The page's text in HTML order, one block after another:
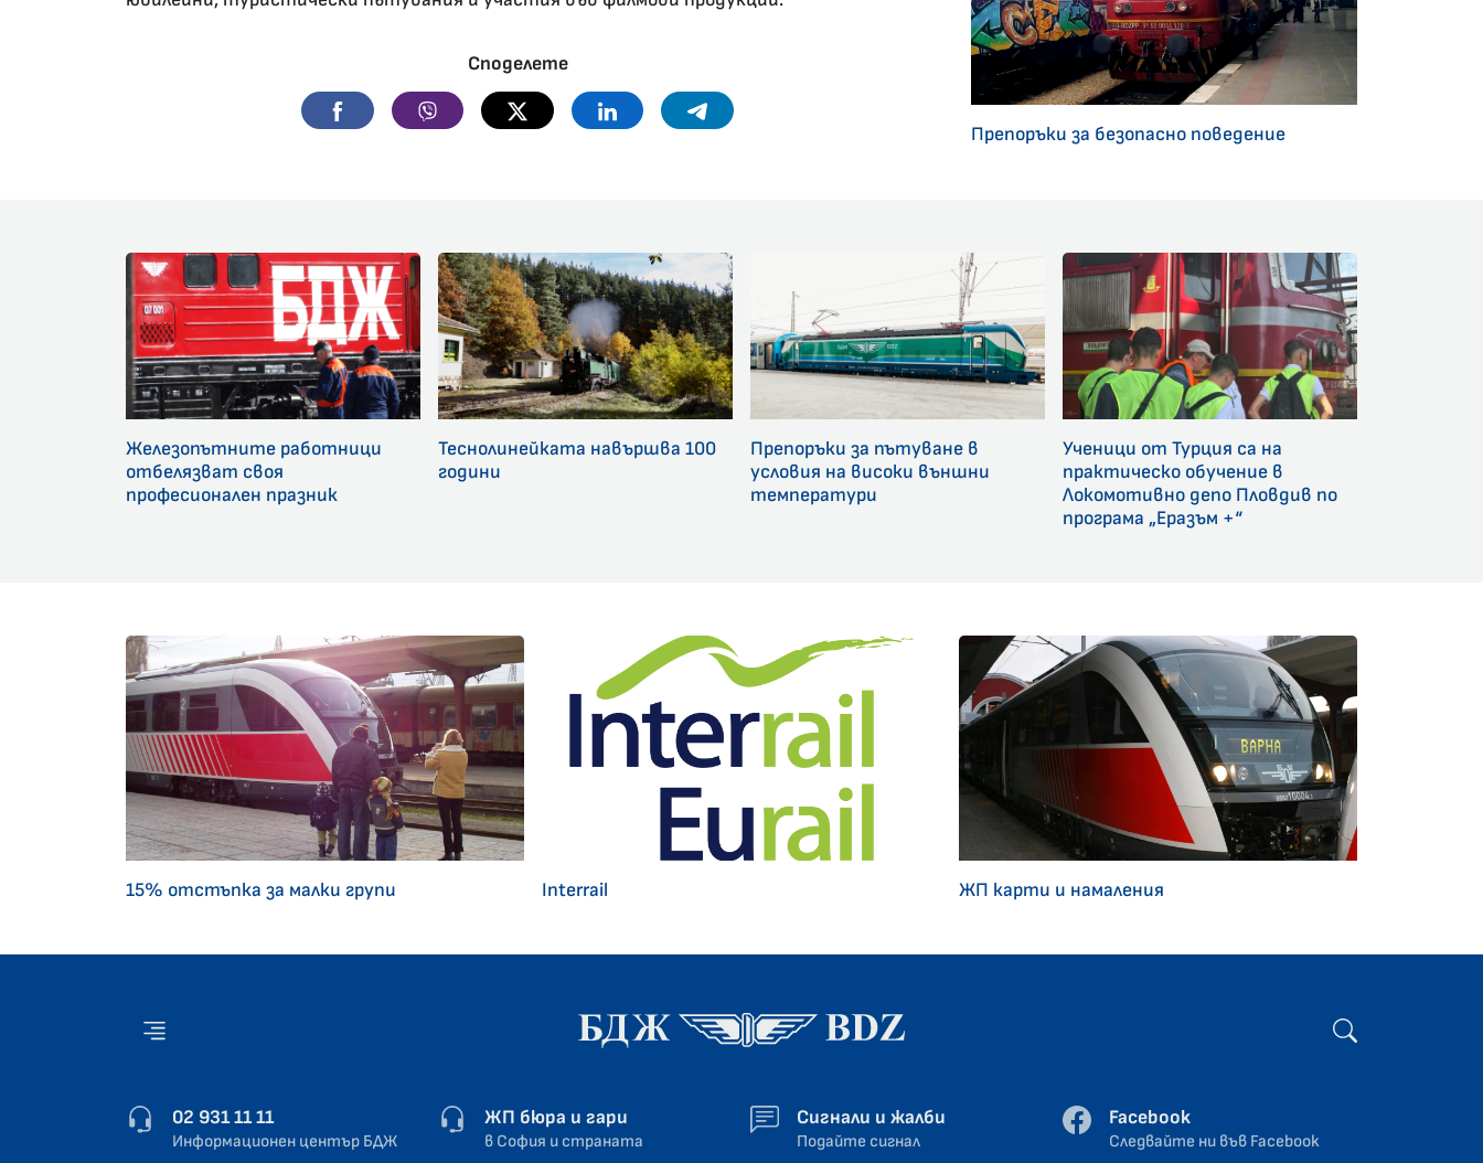
Споделете
Facebook Viber Twitter Linkedin Telegram
Препоръки за безопасно поведение
Железопътните работници
отбелязват своя
професионален празник
Теснолинейката навършва 100
години
Препоръки за пътуване в
условия на високи външни
температури
Ученици от Турция са на
практическо обучение в
Локомотивно депо Пловдив по
програма „Еразъм +“
15% отстъпка за малки групи Interrail ЖП карти и намаления
02 931 11 11
Информационен център БДЖ
ЖП бюра и гари
в София и страната
Сигнали и жалби
Подайте сигнал
Facebook
Следвайте ни във Facebook